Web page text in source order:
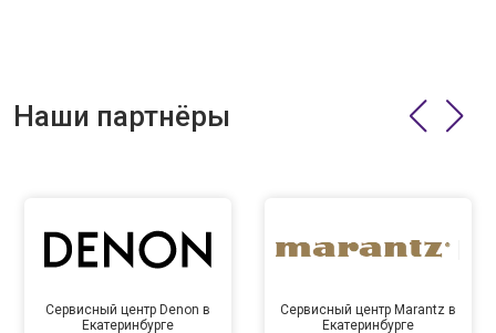
Наши партнёры
Сервисный центр Denon в
Екатеринбурге
Сервисный центр Marantz в
Екатеринбурге